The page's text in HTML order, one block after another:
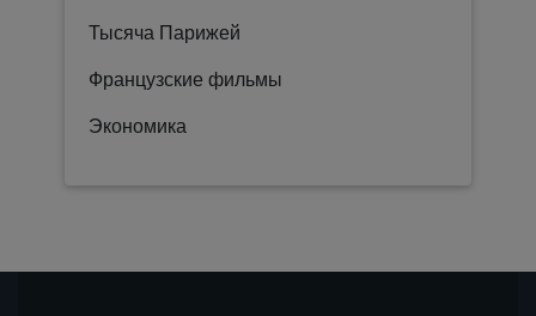
Тысяча Парижей
Французские фильмы
Экономика